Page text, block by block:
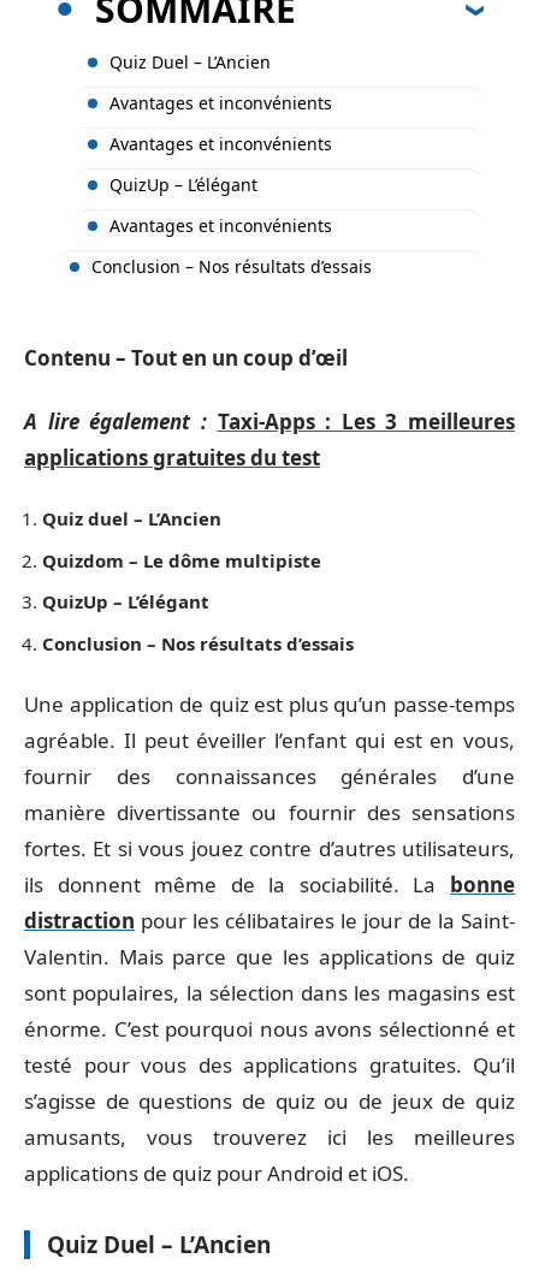
Quiz Duel – L’Ancien
Avantages et inconvénients
Avantages et inconvénients
QuizUp – L’élégant
Avantages et inconvénients
Conclusion – Nos résultats d’essais
Contenu – Tout en un coup d’œil
A lire également : Taxi-Apps : Les 3 meilleures
applications gratuites du test
Quiz duel – L’Ancien
Quizdom – Le dôme multipiste
QuizUp – L’élégant
Conclusion – Nos résultats d’essais
Une application de quiz est plus qu’un passe-temps
agréable. Il peut éveiller l’enfant qui est en vous,
fournir des connaissances générales d’une
manière divertissante ou fournir des sensations
fortes. Et si vous jouez contre d’autres utilisateurs,
ils donnent même de la sociabilité. La bonne
distraction pour les célibataires le jour de la Saint-
Valentin. Mais parce que les applications de quiz
sont populaires, la sélection dans les magasins est
énorme. C’est pourquoi nous avons sélectionné et
testé pour vous des applications gratuites. Qu’il
s’agisse de questions de quiz ou de jeux de quiz
amusants, vous trouverez ici les meilleures
applications de quiz pour Android et iOS.
Quiz Duel – L’Ancien